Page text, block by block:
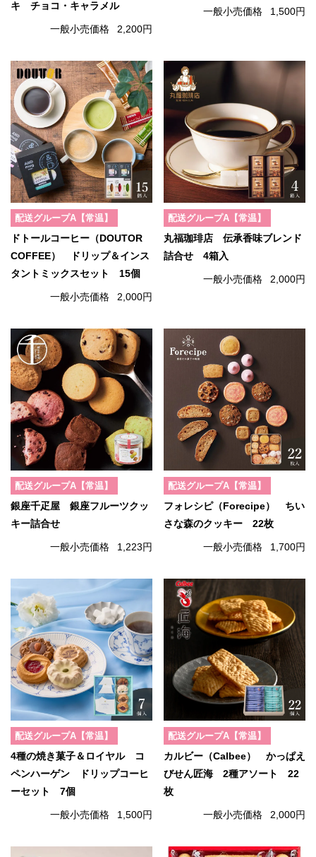
キ チョコ・キャラメル
一般小売価格 2,200円
一般小売価格 1,500円
配送グループA【常温】
ドトールコーヒー（DOUTOR
COFFEE） ドリップ＆インス
タントミックスセット 15個
一般小売価格 2,000円
配送グループA【常温】
丸福珈琲店 伝承香味ブレンド
詰合せ 4箱入
一般小売価格 2,000円
配送グループA【常温】
銀座千疋屋 銀座フルーツクッ
キー詰合せ
一般小売価格 1,223円
配送グループA【常温】
フォレシピ（Forecipe） ちい
さな森のクッキー 22枚
一般小売価格 1,700円
配送グループA【常温】
4種の焼き菓子＆ロイヤル コ
ペンハーゲン ドリップコーヒ
ーセット 7個
一般小売価格 1,500円
配送グループA【常温】
カルビー（Calbee） かっぱえ
びせん匠海 2種アソート 22
枚
一般小売価格 2,000円